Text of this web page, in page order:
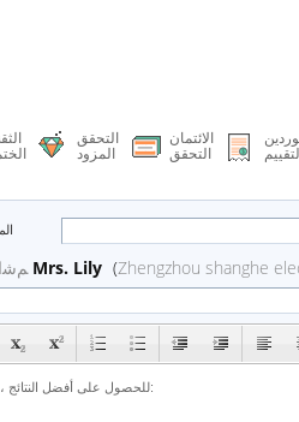
التحقق
المزود
الائتمان
التحقق
التقييم
Mrs. Lily (Zhengzhou shanghe ﻢﺷﺍﺮﻛﺓ